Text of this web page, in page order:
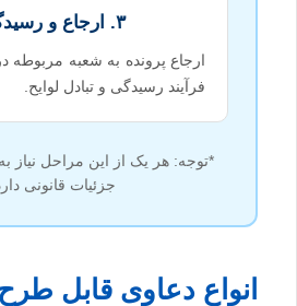
۳. ارجاع و رسیدگی
ارجاع پرونده به شعبه مربوطه
فرآیند رسیدگی و تبادل لوایح.
*توجه: هر یک از این مراحل نیاز
جزئیات قانونی
انواع دعاوی قابل